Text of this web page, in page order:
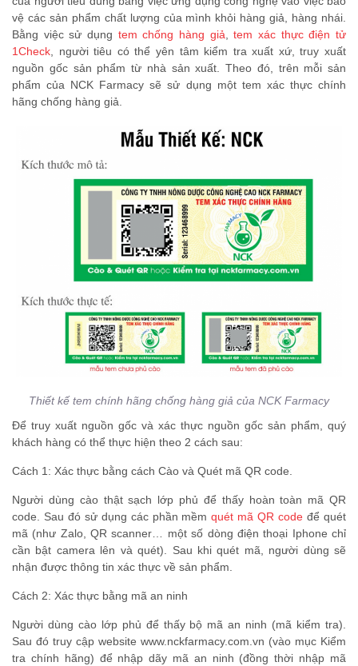
vệ các sản phẩm chất lượng của mình khỏi hàng giả, hàng nhái.
Bằng việc sử dụng tem chống hàng giả ,tem xác thực điện tử
1Check , người tiêu có thể yên tâm kiểm tra xuất xứ, truy xuất
nguồn gốc sản phẩm từ nhà sản xuất. Theo đó, trên mỗi sản
phẩm của NCK Farmacy sẽ sử dụng một tem xác thực chính
hãng chống hàng giả.
Thiết kế tem chính hãng chống hàng giả của NCK Farmacy
Để truy xuất nguồn gốc và xác thực nguồn gốc sản phẩm, quý
khách hàng có thể thực hiện theo 2 cách sau:
Cách 1: Xác thực bằng cách Cào và Quét mã QR code.
Người dùng cào thật sạch lớp phủ để thấy hoàn toàn mã QR
code. Sau đó sử dụng các phần mềmquét mã QR code để quét
mã (như Zalo, QR scanner… một số dòng điện thoại Iphone chỉ
cần bật camera lên và quét). Sau khi quét mã, người dùng sẽ
nhận được thông tin xác thực về sản phẩm.
Cách 2: Xác thực bằng mã an ninh
Người dùng cào lớp phủ để thấy bộ mã an ninh (mã kiểm tra).
Sau đó truy cập website www.nckfarmacy.com.vn (vào mục Kiểm
tra chính hãng) để nhập dãy mã an ninh (đồng thời nhập mã